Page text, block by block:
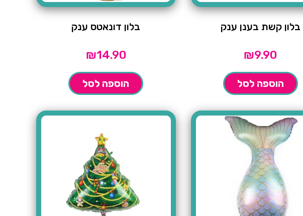
בלון קשת בענן ענק
₪9.90
הוספה לסל
בלון דונאטס ענק
₪14.90
הוספה לסל